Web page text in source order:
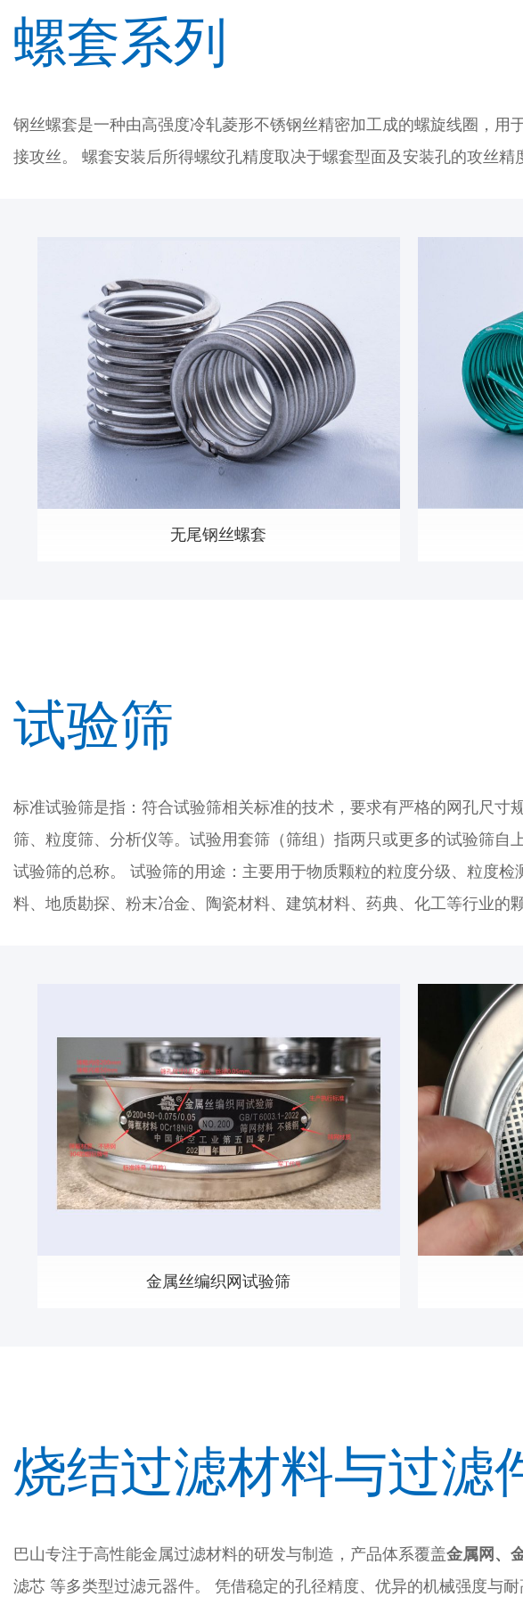
螺套系列
钢丝螺套是一种由高强度冷轧菱形不锈钢丝精密加工成的螺旋线圈，
接攻丝。 螺套安装后所得螺纹孔精度取决于螺套型面及安装孔的攻丝
无尾钢丝螺套
试验筛
标准试验筛是指：符合试验筛相关标准的技术，要求有严格的网孔尺
筛、粒度筛、分析仪等。试验用套筛（筛组）指两只或更多的试验筛
试验筛的总称。 试验筛的用途：主要用于物质颗粒的粒度分级、粒度
料、地质勘探、粉末冶金、陶瓷材料、建筑材料、药典、化工等行业的
金属丝编织网试验筛
烧结过滤材料与过滤
巴山专注于高性能金属过滤材料的研发与制造，产品体系覆盖金属网、
滤芯 等多类型过滤元器件。 凭借稳定的孔径精度、优异的机械强度与